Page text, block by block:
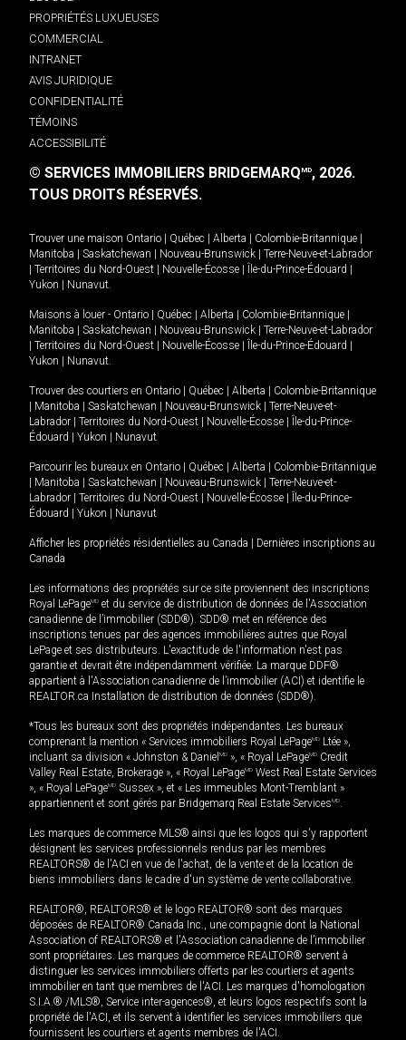
PROPRIÉTÉS LUXUEUSES
COMMERCIAL
INTRANET
AVIS JURIDIQUE
CONFIDENTIALITÉ
TÉMOINS
ACCESSIBILITÉ
© SERVICES IMMOBILIERS BRIDGEMARQMD, 2026.
TOUS DROITS RÉSERVÉS.
Trouver une maison Ontario Québec Alberta Colombie-Britannique
Manitoba
Saskatchewan Nouveau-Brunswick
Terre-Neuve-et-Labrador
Territoires du Nord-Ouest Nouvelle-Écosse Île-du-Prince-Édouard
Yukon
Nunavut.
Maisons à louer - Ontario Québec Alberta Colombie-Britannique
Manitoba
Saskatchewan Nouveau-Brunswick
Terre-Neuve-et-Labrador
Territoires du Nord-Ouest Nouvelle-Écosse Île-du-Prince-Édouard
Yukon
Nunavut.
Trouver des courtiers en Ontario Québec Alberta
Colombie-Britannique
Manitoba Saskatchewan Nouveau-Brunswick
Terre-Neuve-et-
Labrador
Territoires du Nord-Ouest Nouvelle-Écosse
Île-du-Prince-
Édouard
Yukon Nunavut
Parcourir les bureaux en Ontario Québec Alberta
Colombie-Britannique
Manitoba Saskatchewan Nouveau-Brunswick
Terre-Neuve-et-
Labrador
Territoires du Nord-Ouest Nouvelle-Écosse
Île-du-Prince-
Édouard
Yukon Nunavut
Afficher les propriétés résidentielles au Canada
Dernières inscriptions au
Canada
Les informations des propriétés sur ce site proviennent des inscriptions
Royal LePageMD et du service de distribution de données de l'Association
canadienne de l’immobilier (SDD®). SDD® met en référence des
inscriptions tenues par des agences immobilières autres que Royal
LePage et ses distributeurs. L'exactitude de l'information n'est pas
garantie et devrait être indépendamment vérifiée. La marque DDF®
appartient à l'Association canadienne de l’immobilier (ACI) et identifie le
REALTOR.ca Installation de distribution de données (SDD®).
*Tous les bureaux sont des propriétés indépendantes. Les bureaux
comprenant la mention « Services immobiliers Royal LePageMD Ltée »,
incluant sa division « Johnston & Daniel MD », « Royal LePageMD Credit
Valley Real Estate, Brokerage », « Royal LePageMD West Real Estate Services
», « Royal LePageMD Sussex », et « Les immeubles Mont-Tremblant »
appartiennent et sont gérés par Bridgemarq Real Estate ServicesMD.
Les marques de commerce MLS® ainsi que les logos qui s'y rapportent
désignent les services professionnels rendus par les membres
REALTORS® de l'ACI en vue de l'achat, de la vente et de la location de
biens immobiliers dans le cadre d'un système de vente collaborative.
REALTOR®, REALTORS® et le logo REALTOR® sont des marques
déposées de REALTOR® Canada Inc., une compagnie dont la National
Association of REALTORS® et l'Association canadienne de l’immobilier
sont propriétaires. Les marques de commerce REALTOR® servent à
distinguer les services immobiliers offerts par les courtiers et agents
immobilier en tant que membres de l'ACI. Les marques d'homologation
S.I.A.® /MLS®, Service inter-agences®, et leurs logos respectifs sont la
propriété de l'ACI, et ils servent à identifier les services immobiliers que
fournissent les courtiers et agents membres de l'ACI.